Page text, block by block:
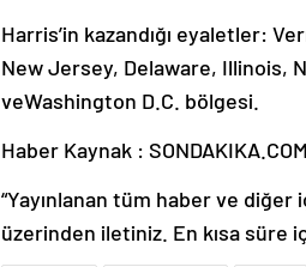
Harris’in kazandığı eyaletler:
New Jersey, Delaware, Illinois,
veWashington D.C. bölgesi.
Haber Kaynak : SONDAKIKA.COM
“Yayınlanan tüm haber ve
üzerinden iletiniz. En kısa süre